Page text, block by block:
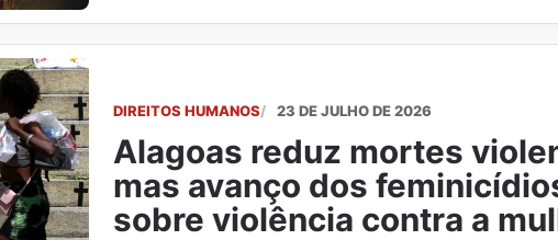
DIREITOS HUMANOS 23 DE JULHO DE 2026
Alagoas reduz mortes
mas avanço dos
sobre violência contra a